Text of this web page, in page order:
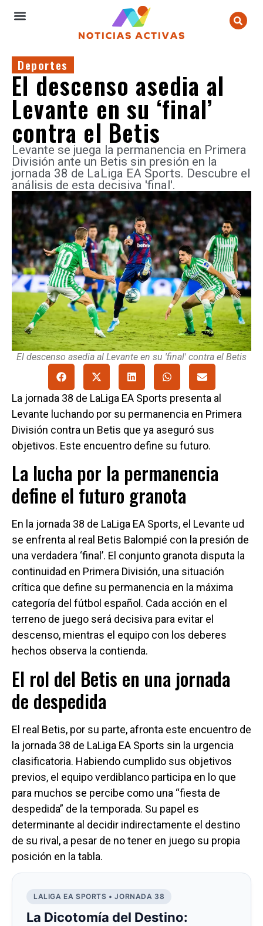
Deportes
El descenso asedia al
Levante en su ‘final’
contra el Betis
Levante se juega la permanencia en Primera
División ante un Betis sin presión en la
jornada 38 de LaLiga EA Sports. Descubre el
análisis de esta decisiva 'final'.
El descenso asedia al Levante en su 'final' contra el Betis
La jornada 38 de LaLiga EA Sports presenta al
Levante luchando por su permanencia en Primera
División contra un Betis que ya aseguró sus
objetivos. Este encuentro define su futuro.
La lucha por la permanencia
define el futuro granota
En la jornada 38 de LaLiga EA Sports, el Levante ud
se enfrenta al real Betis Balompié con la presión de
una verdadera ‘final’. El conjunto granota disputa la
continuidad en Primera División, una situación
crítica que define su permanencia en la máxima
categoría del fútbol español. Cada acción en el
terreno de juego será decisiva para evitar el
descenso, mientras el equipo con los deberes
hechos observa la contienda.
El rol del Betis en una jornada
de despedida
El real Betis, por su parte, afronta este encuentro de
la jornada 38 de LaLiga EA Sports sin la urgencia
clasificatoria. Habiendo cumplido sus objetivos
previos, el equipo verdiblanco participa en lo que
para muchos se percibe como una “fiesta de
despedida” de la temporada. Su papel es
determinante al decidir indirectamente el destino
de su rival, a pesar de no tener en juego su propia
posición en la tabla.